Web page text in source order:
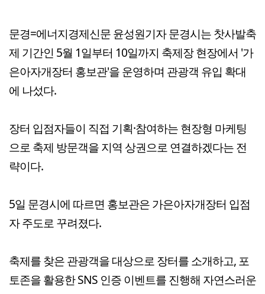
문경=에너지경제신문 윤성원기자 문경시는 찻사발축
제 기간인 5월 1일부터 10일까지 축제장 현장에서 '가
은아자개장터 홍보관'을 운영하며 관광객 유입 확대
에 나섰다.
장터 입점자들이 직접 기획·참여하는 현장형 마케팅
으로 축제 방문객을 지역 상권으로 연결하겠다는 전
략이다.
5일 문경시에 따르면 홍보관은 가은아자개장터 입점
자 주도로 꾸려졌다.
축제를 찾은 관광객을 대상으로 장터를 소개하고, 포
토존을 활용한 SNS 인증 이벤트를 진행해 자연스러운